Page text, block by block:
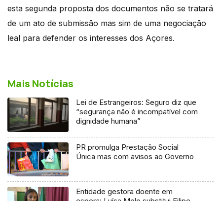
esta segunda proposta dos documentos não se tratará
de um ato de submissão mas sim de uma negociação
leal para defender os interesses dos Açores.
Mais Notícias
Lei de Estrangeiros: Seguro diz que
“segurança não é incompatível com
dignidade humana”
PR promulga Prestação Social
Única mas com avisos ao Governo
Entidade gestora doente em